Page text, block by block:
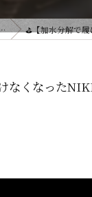
⛳️【加水分解で履けなくなっ
なくなった